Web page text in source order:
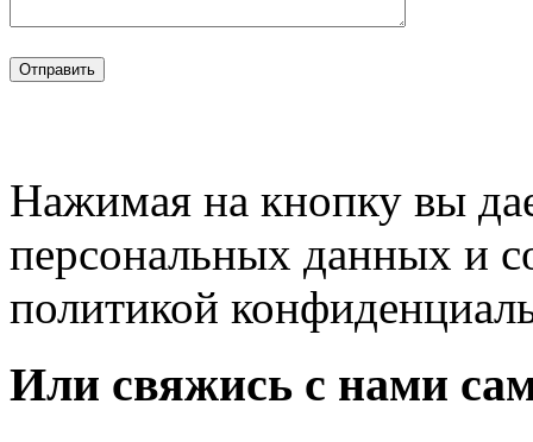
Нажимая на кнопку вы
персональных данных и
политикой
Или свяжись с нами